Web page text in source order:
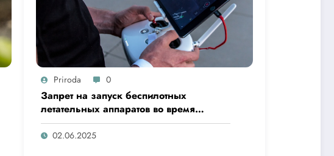
Priroda 0
Запрет на запуск беспилотных
летательных аппаратов во время
«Ысыах Туймаады-2025»
02.06.2025